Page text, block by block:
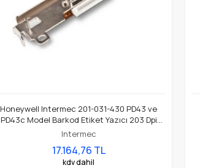
Honeywell Intermec 201-031-430 PD43 ve
PD43c Model Barkod Etiket Yazıcı 203 Dpi
Termal Baskı Kafası
Intermec
17.164,76 TL
kdv dahil